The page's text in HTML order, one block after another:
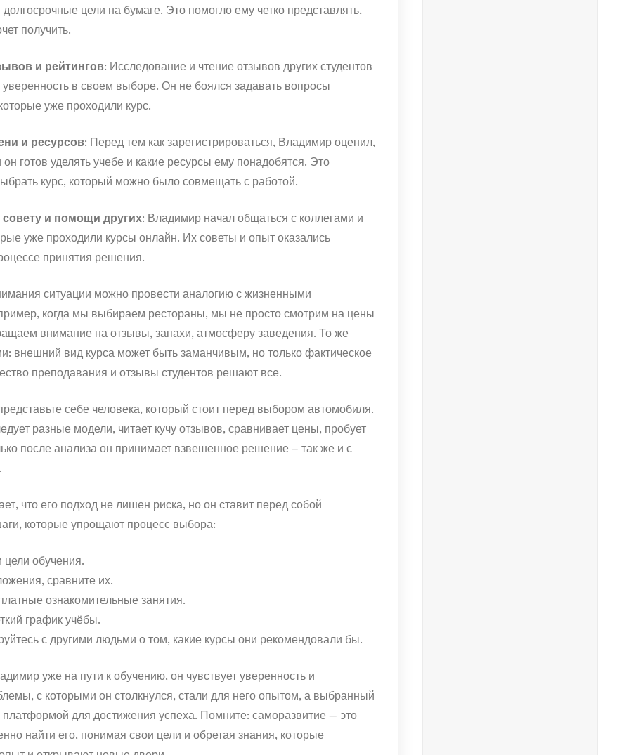
цели на бумаге. Это помогло ему четко представлять,
получить.
и рейтингов: Исследование и чтение отзывов других студентов
в своем выборе. Он не боялся задавать вопросы
уже проходили курс.
и ресурсов: Перед тем как зарегистрироваться, Владимир оценил,
готов уделять учебе и какие ресурсы ему понадобятся. Это
курс, который можно было совмещать с работой.
и помощи других: Владимир начал общаться с коллегами и
уже проходили курсы онлайн. Их советы и опыт оказались
принятия решения.
ситуации можно провести аналогию с жизненными
когда мы выбираем рестораны, мы не просто смотрим на цены
внимание на отзывы, запахи, атмосферу заведения. То же
внешний вид курса может быть заманчивым, но только фактическое
преподавания и отзывы студентов решают все.
себе человека, который стоит перед выбором автомобиля.
разные модели, читает кучу отзывов, сравнивает цены, пробует
после анализа он принимает взвешенное решение – так же и с
что его подход не лишен риска, но он ставит перед собой
которые упрощают процесс выбора:
цели обучения.
сравните их.
ознакомительные занятия.
график учёбы.
с другими людьми о том, какие курсы они рекомендовали бы.
уже на пути к обучению, он чувствует уверенность и
с которыми он столкнулся, стали для него опытом, а выбранный
для достижения успеха. Помните: саморазвитие — это
найти его, понимая свои цели и обретая знания, которые